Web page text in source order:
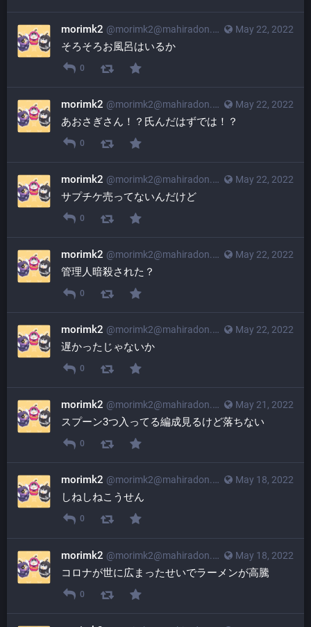
May 22, 2022
morimk2 @morimk2@mahiradon.com
そろそろお風呂はいるか
0
May 22, 2022
morimk2 @morimk2@mahiradon.com
あおさぎさん！？氏んだはずでは！？
0
May 22, 2022
morimk2 @morimk2@mahiradon.com
サプチケ売ってないんだけど
0
May 22, 2022
morimk2 @morimk2@mahiradon.com
管理人暗殺された？
0
May 22, 2022
morimk2 @morimk2@mahiradon.com
遅かったじゃないか
0
May 21, 2022
morimk2 @morimk2@mahiradon.com
スプーン3つ入ってる編成見るけど落ちない
0
May 18, 2022
morimk2 @morimk2@mahiradon.com
しねしねこうせん
0
May 18, 2022
morimk2 @morimk2@mahiradon.com
コロナが世に広まったせいでラーメンが高騰
0